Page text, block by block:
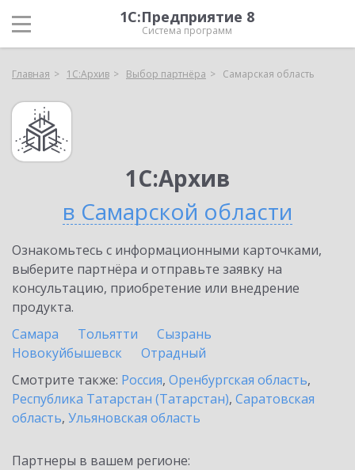
1С:Предприятие 8
Система программ
Главная 1С:Архив Выбор партнёра Самарская область
1С:Архив
в Самарской области
Ознакомьтесь с информационными карточками,
выберите партнёра и отправьте заявку на
консультацию, приобретение или внедрение
продукта.
Самара
Тольятти
Сызрань
Новокуйбышевск
Отрадный
Смотрите также: Россия, Оренбургская область,
Республика Татарстан (Татарстан), Саратовская
область, Ульяновская область
Партнеры в вашем регионе: